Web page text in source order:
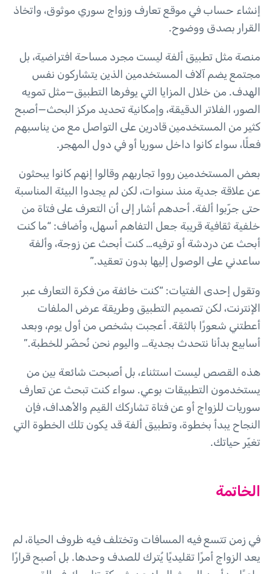
إنشاء حساب في موقع تعارف وزواج سوري موثوق، واتخاذ
القرار بصدق ووضوح.
منصة مثل تطبيق ألفة ليست مجرد مساحة افتراضية، بل
مجتمع يضم آلاف المستخدمين الذين يتشاركون نفس
الهدف. من خلال المزايا التي يوفرها التطبيق—مثل تمويه
الصور، الفلاتر الدقيقة، وإمكانية تحديد مركز البحث—أصبح
كثير من المستخدمين قادرين على التواصل مع من يناسبهم
فعلًا، سواء كانوا داخل سوريا أو في دول المهجر.
بعض المستخدمين رووا تجاربهم وقالوا إنهم كانوا يبحثون
عن علاقة جدية منذ سنوات، لكن لم يجدوا البيئة المناسبة
حتى جرّبوا ألفة. أحدهم أشار إلى أن التعرف على فتاة من
خلفية ثقافية قريبة جعل التفاهم أسهل، وأضاف: “ما كنت
أبحث عن دردشة أو ترفيه… كنت أبحث عن زوجة، وألفة
ساعدني على الوصول إليها بدون تعقيد.”
وتقول إحدى الفتيات: “كنت خائفة من فكرة التعارف عبر
الإنترنت، لكن تصميم التطبيق وطريقة عرض الملفات
أعطتني شعورًا بالثقة. أعجبت بشخص من أول يوم، وبعد
أسابيع بدأنا نتحدث بجدية… واليوم نحن نُحضّر للخطبة.”
هذه القصص ليست استثناء، بل أصبحت شائعة بين من
يستخدمون التطبيقات بوعي. سواء كنت تبحث عن تعارف
سوريات للزواج أو عن فتاة تشاركك القيم والأهداف، فإن
النجاح يبدأ بخطوة، وتطبيق ألفة قد يكون تلك الخطوة التي
تغيّر حياتك.
الخاتمة
في زمن تتسع فيه المسافات وتختلف فيه ظروف الحياة، لم
يعد الزواج أمرًا تقليديًا يُترك للصدف وحدها. بل أصبح قرارًا